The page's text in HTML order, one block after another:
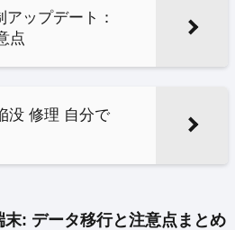
ップデート：
点
没 修理 自分で
: データ移行と注意点まとめ